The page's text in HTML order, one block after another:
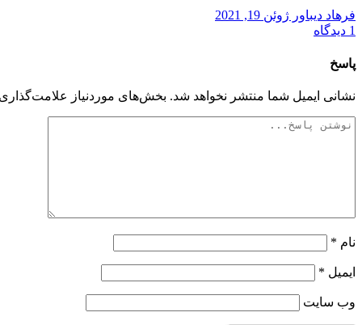
فرهاد دیباور ژوئن 19, 2021
1 دیدگاه
پاسخ
نشانی ایمیل شما منتشر نخواهد شد. بخش‌های موردنیاز
نام *
ایمیل *
وب‌ سایت